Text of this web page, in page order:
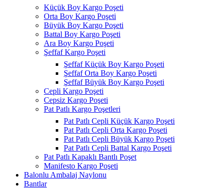
Küçük Boy Kargo Poşeti
Orta Boy Kargo Poşeti
Büyük Boy Kargo Poşeti
Battal Boy Kargo Poşeti
Ara Boy Kargo Poşeti
Şeffaf Kargo Poşeti
Şeffaf Küçük Boy Kargo Poşeti
Şeffaf Orta Boy Kargo Poşeti
Şeffaf Büyük Boy Kargo Poşeti
Cepli Kargo Poşeti
Cepsiz Kargo Poşeti
Pat Patlı Kargo Poşetleri
Pat Patlı Cepli Küçük Kargo Poşeti
Pat Patlı Cepli Orta Kargo Poşeti
Pat Patlı Cepli Büyük Kargo Poşeti
Pat Patlı Cepli Battal Kargo Poşeti
Pat Patlı Kapaklı Bantlı Poşet
Manifesto Kargo Poşeti
Balonlu Ambalaj Naylonu
Bantlar